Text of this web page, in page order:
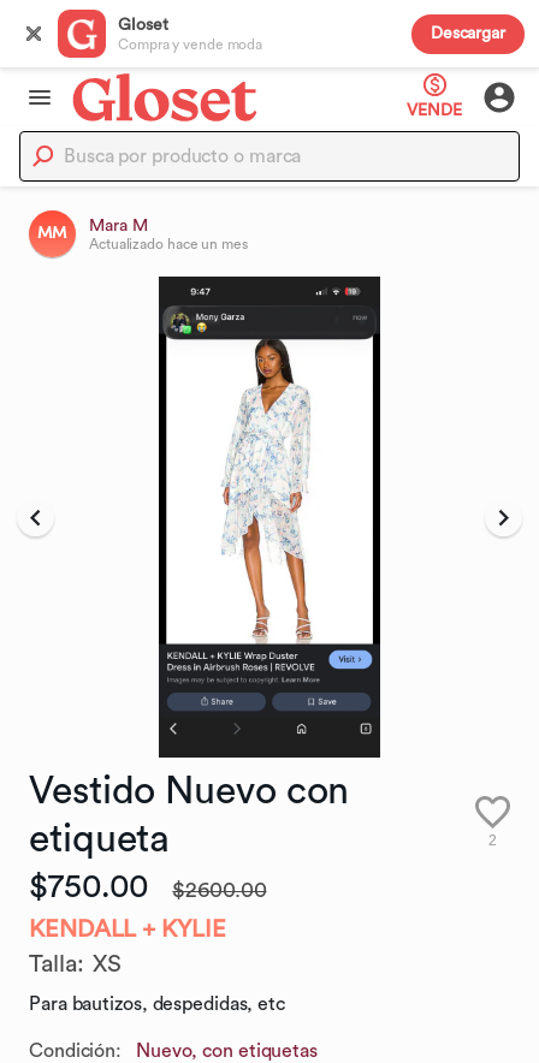
Gloset
Compra y vende moda
Descargar
VENDE
MM Mara M
Actualizado hace un mes
Vestido Nuevo con
etiqueta
2
$750.00 $2600.00
KENDALL + KYLIE
Talla: XS
Para bautizos, despedidas, etc
Condición:
Nuevo, con etiquetas